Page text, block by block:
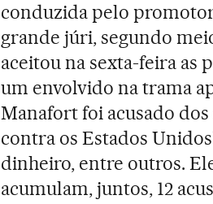
conduzida pelo
grande júri, segundo
aceitou na sexta-feira as
um envolvido na trama
Manafort foi acusado
contra os Estados
dinheiro, entre outros.
acumulam, juntos, 12